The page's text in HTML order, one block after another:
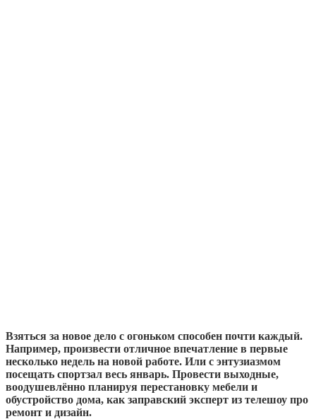
Взяться за новое дело с огоньком способен почти каждый.
Например, произвести отличное впечатление в первые
несколько недель на новой работе. Или с энтузиазмом
посещать спортзал весь январь. Провести выходные,
воодушевлённо планируя перестановку мебели и
обустройство дома, как заправский эксперт из телешоу про
ремонт и дизайн.